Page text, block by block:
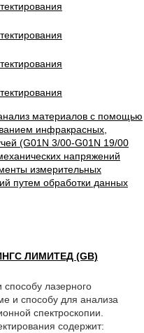
материалов с помощью
инфракрасных,
(G01N 3/00-G01N 19/00
напряжений
измерительных
путем обработки данных
ЛИМИТЕД (GB)
способу лазерного
и способу для анализа
спектроскопии.
содержит: